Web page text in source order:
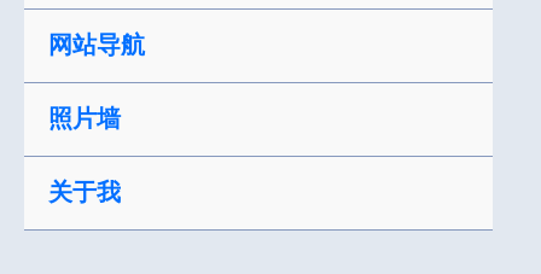
网站导航
照片墙
关于我